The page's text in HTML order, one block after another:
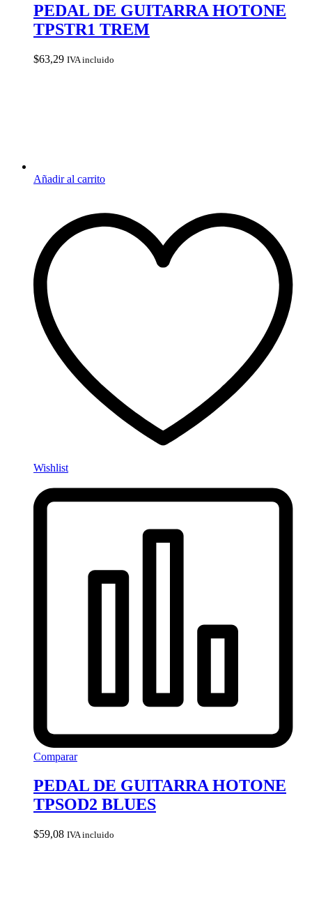
PEDAL DE GUITARRA HOTONE
TPSTR1 TREM
$63,29 IVA incluido
Añadir al carrito
Wishlist
Comparar
PEDAL DE GUITARRA HOTONE
TPSOD2 BLUES
$59,08 IVA incluido